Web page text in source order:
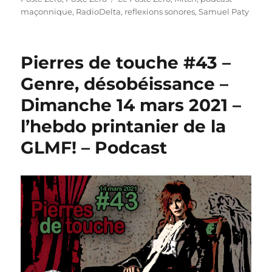
maçonnique, RadioDelta, reflexions sonores,Samuel Paty
Pierres de touche #43 –
Genre, désobéissance –
Dimanche 14 mars 2021 –
l’hebdo printanier de la
GLMF! – Podcast